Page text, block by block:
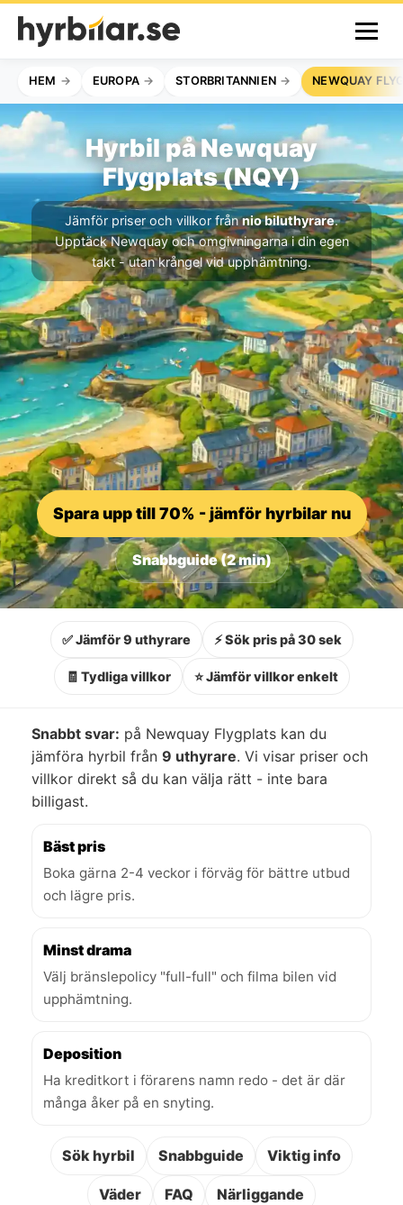
HEM EUROPA STORBRITANNIEN NEWQUAY
Hyrbil på Newquay
Flygplats (NQY)
Jämför priser och villkor frånnio biluthyrare.
Upptäck Newquay och omgivningarna i din egen
takt - utan krångel vid upphämtning.
Spara upp till 70% - jämför hyrbilar nu
Snabbguide (2 min)
✅ Jämför 9 uthyrare ⚡ Sök pris på 30 sek
🧾 Tydliga villkor ⭐ Jämför villkor enkelt
Snabbt svar: på Newquay Flygplats kan du
jämföra hyrbil från 9 uthyrare. Vi visar priser och
villkor direkt så du kan välja rätt - inte bara
billigast.
Bäst pris
Boka gärna 2-4 veckor i förväg för bättre utbud
och lägre pris.
Minst drama
Välj bränslepolicy "full-full" och filma bilen vid
upphämtning.
Deposition
Ha kreditkort i förarens namn redo - det är där
många åker på en snyting.
Sök hyrbil Snabbguide Viktig info
Väder FAQ Närliggande